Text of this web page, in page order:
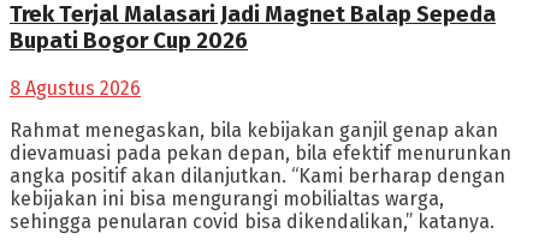
Trek Terjal Malasari Jadi Magnet Balap Sepeda
Bupati Bogor Cup 2026
8 Agustus 2026
Rahmat menegaskan, bila kebijakan ganjil genap akan
dievamuasi pada pekan depan, bila efektif menurunkan
angka positif akan dilanjutkan. “Kami berharap dengan
kebijakan ini bisa mengurangi mobilialtas warga,
sehingga penularan covid bisa dikendalikan,” katanya.